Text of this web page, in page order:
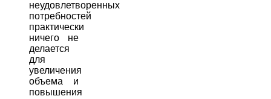
неудовлетворенных
потребностей
практически
ничего не
делается
для
увеличения
объема и
повышения